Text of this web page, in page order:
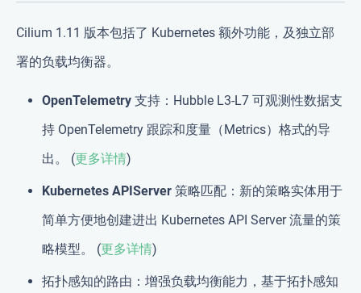
Cilium 1.11 版本包括了 Kubernetes 额外功能，及独立部
署的负载均衡器。
OpenTelemetry 支持 ：Hubble L3-L7 可观测性数据支
持 OpenTelemetry 跟踪和度量（Metrics）格式的导
出。 (更多详情)
Kubernetes APIServer 策略匹配 ：新的策略实体用于
简单方便地创建进出 Kubernetes API Server 流量的策
略模型。 (更多详情)
拓扑感知的路由 ：增强负载均衡能力，基于拓扑感知